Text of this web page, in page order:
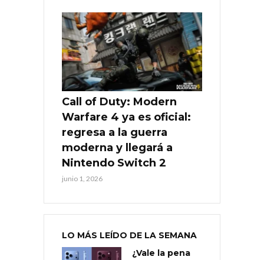
Call of Duty: Modern
Warfare 4 ya es oficial:
regresa a la guerra
moderna y llegará a
Nintendo Switch 2
junio 1, 2026
LO MÁS LEÍDO DE LA SEMANA
¿Vale la pena